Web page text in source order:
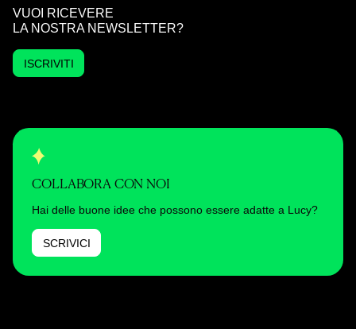
VUOI RICEVERE
LA NOSTRA NEWSLETTER?
ISCRIVITI
COLLABORA CON NOI
Hai delle buone idee che possono essere adatte a Lucy?
SCRIVICI